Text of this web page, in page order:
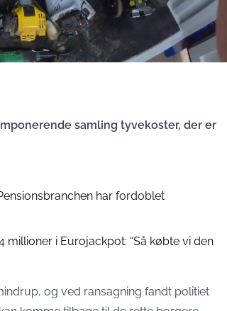
samling tyvekoster, der er
har fordoblet
millioner i Eurojackpot: “Så købte vi den
og ved ransagning fandt politiet